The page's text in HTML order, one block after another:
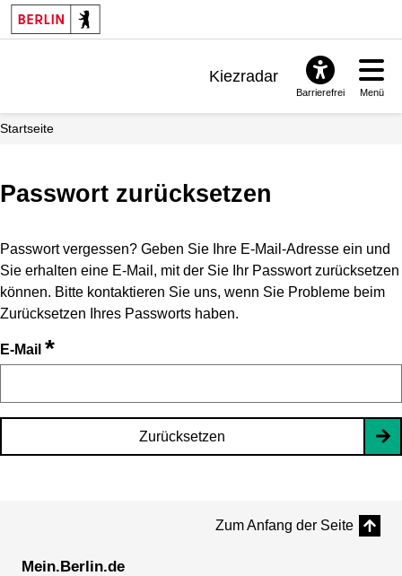
Kiezradar
Barrierefrei Menü
Startseite
Passwort zurücksetzen
Passwort vergessen? Geben Sie Ihre E-Mail-Adresse ein und
Sie erhalten eine E-Mail, mit der Sie Ihr Passwort zurücksetzen
können. Bitte kontaktieren Sie uns, wenn Sie Probleme beim
Zurücksetzen Ihres Passworts haben.
E-Mail *
Zurücksetzen
Zum Anfang der Seite
Mein.Berlin.de